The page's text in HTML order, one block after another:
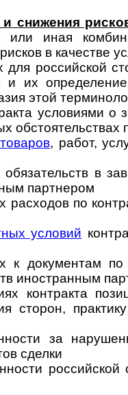
снижения
или иная
в качестве
российской
их
этой
условиями о
обстоятельствах
, работ,
в
партнером
расходов по
условий
к документам по
иностранным
контракта
сторон,
за
сделки